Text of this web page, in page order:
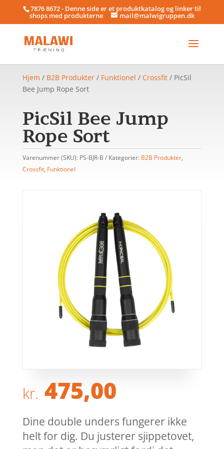
7876 8672 - Denne side er et produktkatalog og linker til
shops med produkterne mail@malwigruppen.dk
Hjem / B2B Produkter/ Funktionel / Crossfit/ PicSil
Bee Jump Rope Sort
PicSil Bee Jump
Rope Sort
Varenummer (SKU): PS-BJR-B Kategorier: B2B Produkter,
Crossfit, Funktionel
kr. 475,00
Dine double unders fungerer ikke
helt for dig. Du justerer sjippetovet,